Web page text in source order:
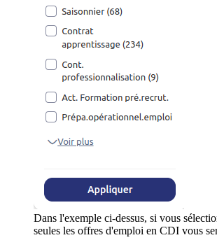
Dans l'exemple ci-dessus, si vous
seules les offres d'emploi en CDI vous